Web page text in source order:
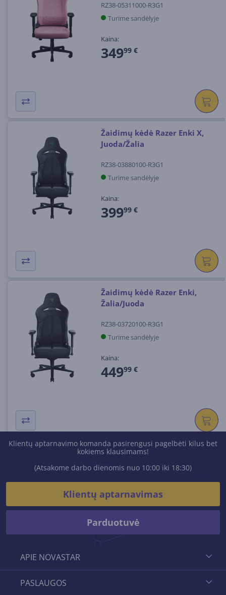
RZ38-05311000-R3G1
Turime sandėlyje
Kaina:
34999 €
Žaidimų kėdė Razer Enki X,
Juoda/Žalia
RZ38-03880100-R3G1
Turime sandėlyje
Kaina:
39999 €
Žaidimų kėdė Razer Enki,
Žalia/Juoda
RZ38-03720100-R3G1
Turime sandėlyje
Kaina:
44999 €
APIE NOVASTAR
PASLAUGOS
Klientų aptarnavimo komanda pasirengusi pagelbėti kilus bet
kokiems klausimams!
(Atsakome darbo dienomis nuo 10:00 iki 18:30)
Klientų aptarnavimas
Parduotuvė